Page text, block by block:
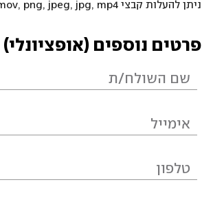
ניתן להעלות קבצי mov, png, jpeg, jpg, mp4 עד 200MB
פרטים נוספים (אופציונלי)